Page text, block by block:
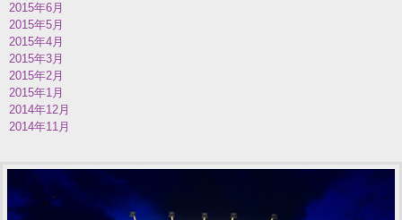
2015年6月
2015年5月
2015年4月
2015年3月
2015年2月
2015年1月
2014年12月
2014年11月